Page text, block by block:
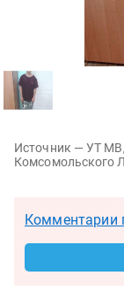
Источник — УТ
Комсомольского
Комментарии